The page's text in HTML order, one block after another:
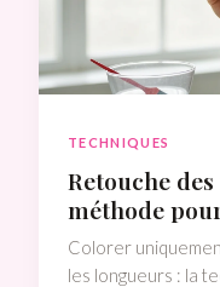
TECHNIQUES
Retouche
méthode
Colorer
les longueurs : la